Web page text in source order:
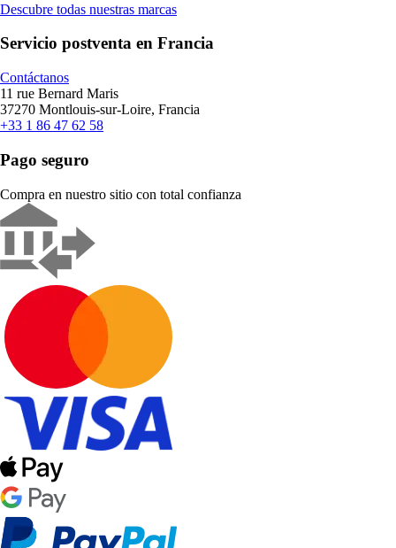
Descubre todas nuestras marcas
Servicio postventa en Francia
Contáctanos
11 rue Bernard Maris
37270 Montlouis-sur-Loire, Francia
+33 1 86 47 62 58
Pago seguro
Compra en nuestro sitio con total confianza